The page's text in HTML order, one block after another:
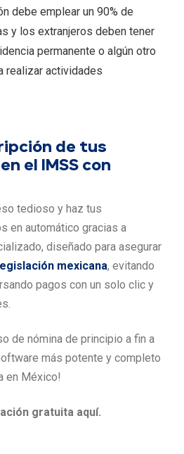
debe emplear un 90% de
y los extranjeros deben tener
permanente o algún otro
realizar actividades
de tus
el IMSS con
tedioso y haz tus
en automático gracias a
diseñado para asegurar
mexicana, evitando
pagos con un solo clic y
de nómina de principio a fin a
más potente y completo
en México!
gratuita aquí.